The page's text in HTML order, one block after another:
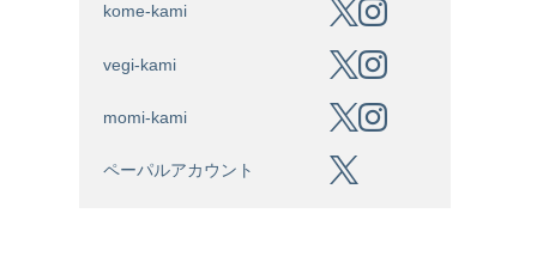
kome-kami
vegi-kami
momi-kami
ペーパルアカウント